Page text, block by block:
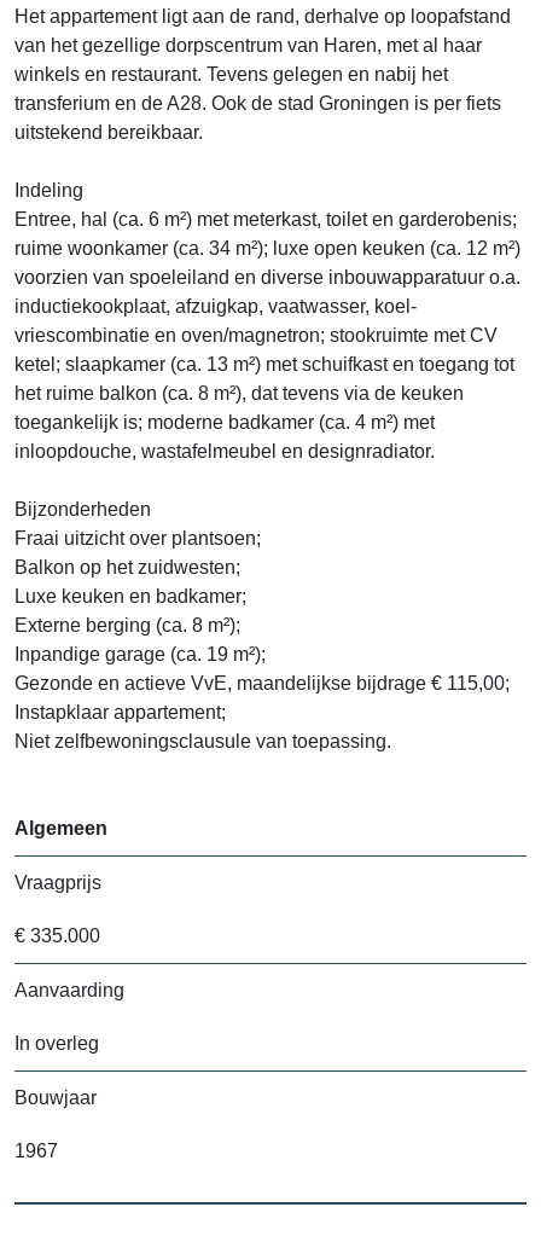
Het appartement ligt aan de rand, derhalve op loopafstand
van het gezellige dorpscentrum van Haren, met al haar
winkels en restaurant. Tevens gelegen en nabij het
transferium en de A28. Ook de stad Groningen is per fiets
uitstekend bereikbaar.
Indeling
Entree, hal (ca. 6 m²) met meterkast, toilet en garderobenis;
ruime woonkamer (ca. 34 m²); luxe open keuken (ca. 12 m²)
voorzien van spoeleiland en diverse inbouwapparatuur o.a.
inductiekookplaat, afzuigkap, vaatwasser, koel-
vriescombinatie en oven/magnetron; stookruimte met CV
ketel; slaapkamer (ca. 13 m²) met schuifkast en toegang tot
het ruime balkon (ca. 8 m²), dat tevens via de keuken
toegankelijk is; moderne badkamer (ca. 4 m²) met
inloopdouche, wastafelmeubel en designradiator.
Bijzonderheden
Fraai uitzicht over plantsoen;
Balkon op het zuidwesten;
Luxe keuken en badkamer;
Externe berging (ca. 8 m²);
Inpandige garage (ca. 19 m²);
Gezonde en actieve VvE, maandelijkse bijdrage € 115,00;
Instapklaar appartement;
Niet zelfbewoningsclausule van toepassing.
Algemeen
Vraagprijs
€ 335.000
Aanvaarding
In overleg
Bouwjaar
1967